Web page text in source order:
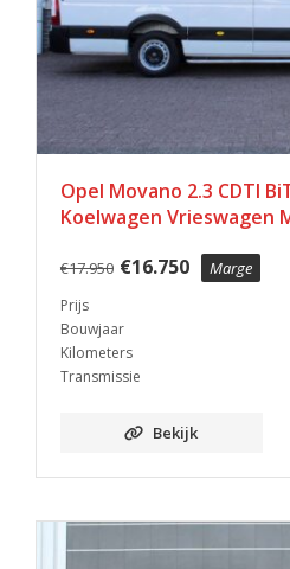
Opel Movano 2.3 CDTI
Koelwagen Vrieswagen
€17.950 €16.750 Marge
Prijs
Bouwjaar
Kilometers
Transmissie
Bekijk